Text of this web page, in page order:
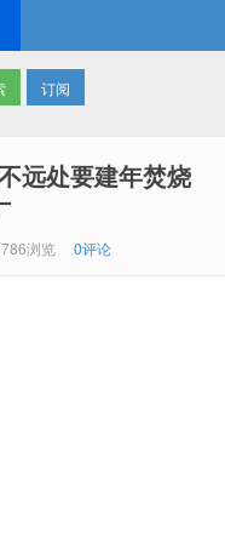
订阅
远处要建年焚烧
浏览 0评论